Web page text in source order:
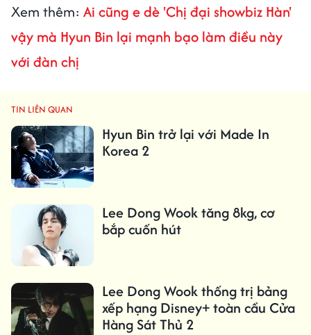
Xem thêm: Ai cũng e dè 'Chị đại showbiz Hàn'
vậy mà Hyun Bin lại mạnh bạo làm điều này
với đàn chị
TIN LIÊN QUAN
Hyun Bin trở lại với Made In
Korea 2
Lee Dong Wook tăng 8kg, cơ
bắp cuốn hút
Lee Dong Wook thống trị bảng
xếp hạng Disney+ toàn cầu Cửa
Hàng Sát Thủ 2